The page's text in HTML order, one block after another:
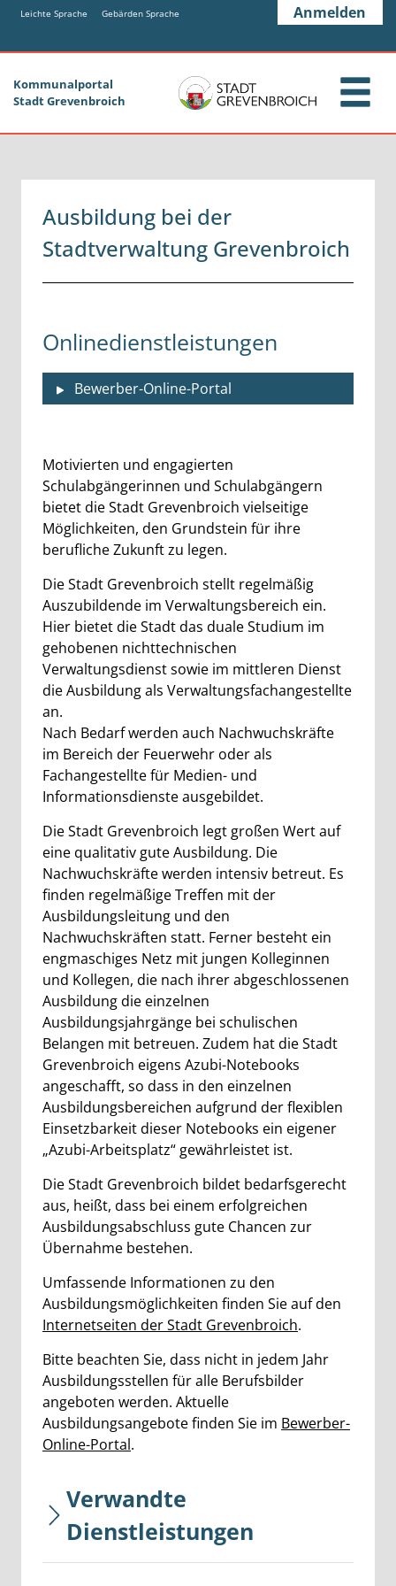
Zum Hauptinhalt springen
Zum Header
Zum Hauptinhalt
Zum Footer
Leichte Sprache Gebärden Sprache Anmelden
Kommunalportal
Stadt Grevenbroich
Ausbildung bei der
Stadtverwaltung Grevenbroich
Onlinedienstleistungen
Bewerber-Online-Portal
Beschreibung
Motivierten und engagierten
Schulabgängerinnen und Schulabgängern
bietet die Stadt Grevenbroich vielseitige
Möglichkeiten, den Grundstein für ihre
berufliche Zukunft zu legen.
Die Stadt Grevenbroich stellt regelmäßig
Auszubildende im Verwaltungsbereich ein.
Hier bietet die Stadt das duale Studium im
gehobenen nichttechnischen
Verwaltungsdienst sowie im mittleren Dienst
die Ausbildung als Verwaltungsfachangestellte
an.
Nach Bedarf werden auch Nachwuchskräfte
im Bereich der Feuerwehr oder als
Fachangestellte für Medien- und
Informationsdienste ausgebildet.
Die Stadt Grevenbroich legt großen Wert auf
eine qualitativ gute Ausbildung. Die
Nachwuchskräfte werden intensiv betreut. Es
finden regelmäßige Treffen mit der
Ausbildungsleitung und den
Nachwuchskräften statt. Ferner besteht ein
engmaschiges Netz mit jungen Kolleginnen
und Kollegen, die nach ihrer abgeschlossenen
Ausbildung die einzelnen
Ausbildungsjahrgänge bei schulischen
Belangen mit betreuen. Zudem hat die Stadt
Grevenbroich eigens Azubi-Notebooks
angeschafft, so dass in den einzelnen
Ausbildungsbereichen aufgrund der flexiblen
Einsetzbarkeit dieser Notebooks ein eigener
„Azubi-Arbeitsplatz“ gewährleistet ist.
Die Stadt Grevenbroich bildet bedarfsgerecht
aus, heißt, dass bei einem erfolgreichen
Ausbildungsabschluss gute Chancen zur
Übernahme bestehen.
Umfassende Informationen zu den
Ausbildungsmöglichkeiten finden Sie auf den
Internetseiten der Stadt Grevenbroich.
Bitte beachten Sie, dass nicht in jedem Jahr
Ausbildungsstellen für alle Berufsbilder
angeboten werden. Aktuelle
Ausbildungsangebote finden Sie im Bewerber-
Online-Portal.
Verwandte
Dienstleistungen